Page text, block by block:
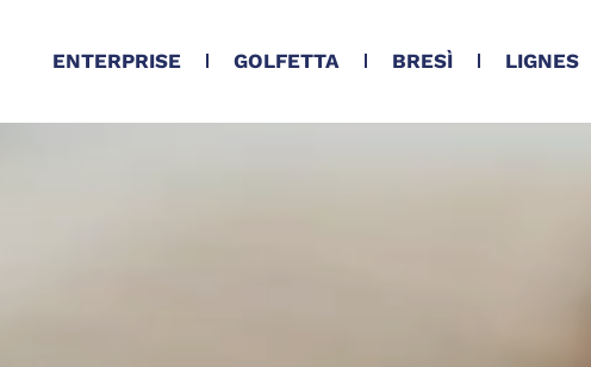
ENTERPRISE GOLFETTA BRESÌ LIGNES